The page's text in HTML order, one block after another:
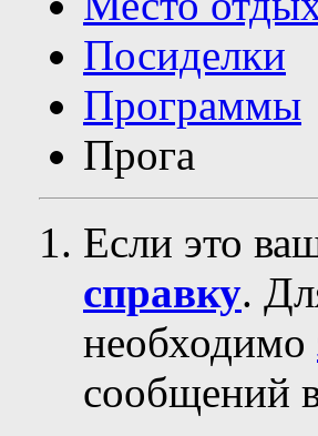
Посиделки
Программы
Прога
Если это
справку.
необходимо
сообщений